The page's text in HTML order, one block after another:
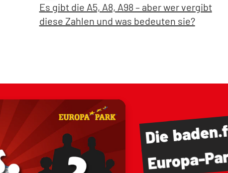
Es gibt die A5, A8, A98 – aber wer vergibt
diese Zahlen und was bedeuten sie?
Die
Europa-